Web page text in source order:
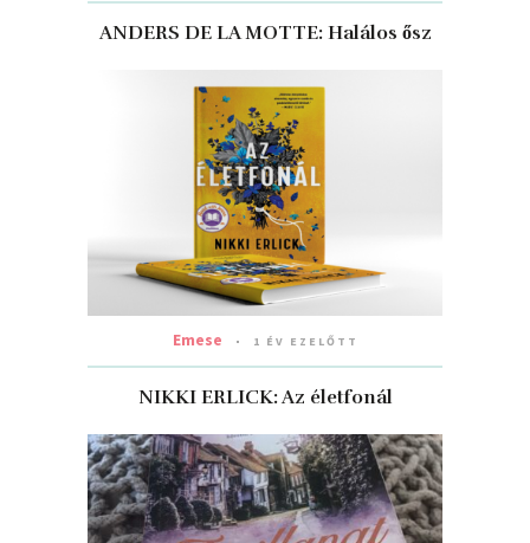
ANDERS DE LA MOTTE: Halálos ősz
Emese 1 ÉV EZELŐTT
NIKKI ERLICK: Az életfonál